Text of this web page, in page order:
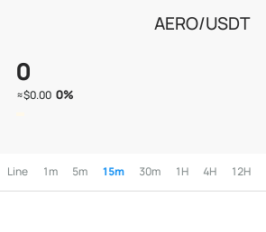
AERO/USDT
0
≈$0.00 0%
Line 1m 5m 15m 30m 1H 4H 12H